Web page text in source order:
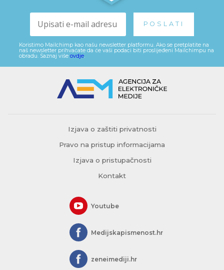
Koristimo Mailchimp kao našu newsletter platformu. Ako se pretplatite na
naš newsletter prihvaćate da će vaši podaci biti proslijeđeni Mailchimpu na
obradu. Saznaj više ovdje
Izjava o zaštiti privatnosti
Pravo na pristup informacijama
Izjava o pristupačnosti
Kontakt
Youtube
Medijskapismenost.hr
zeneimediji.hr